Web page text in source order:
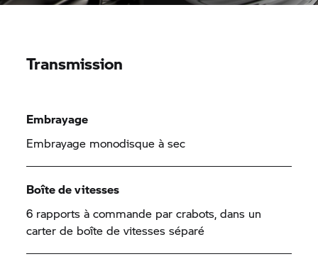
Transmission
Embrayage
Embrayage monodisque à sec
Boîte de vitesses
6 rapports à commande par crabots, dans un
carter de boîte de vitesses séparé